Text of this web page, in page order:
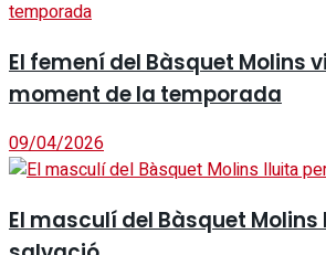
El femení del Bàsquet Molins
moment de la temporada
09/04/2026
El masculí del Bàsquet